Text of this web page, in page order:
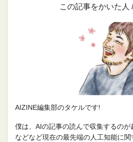
この記事をかいた人
AIZINE編集部のタケルです!
僕は、AIの記事の読んで収集するの
などなど現在の最先端の人工知能に